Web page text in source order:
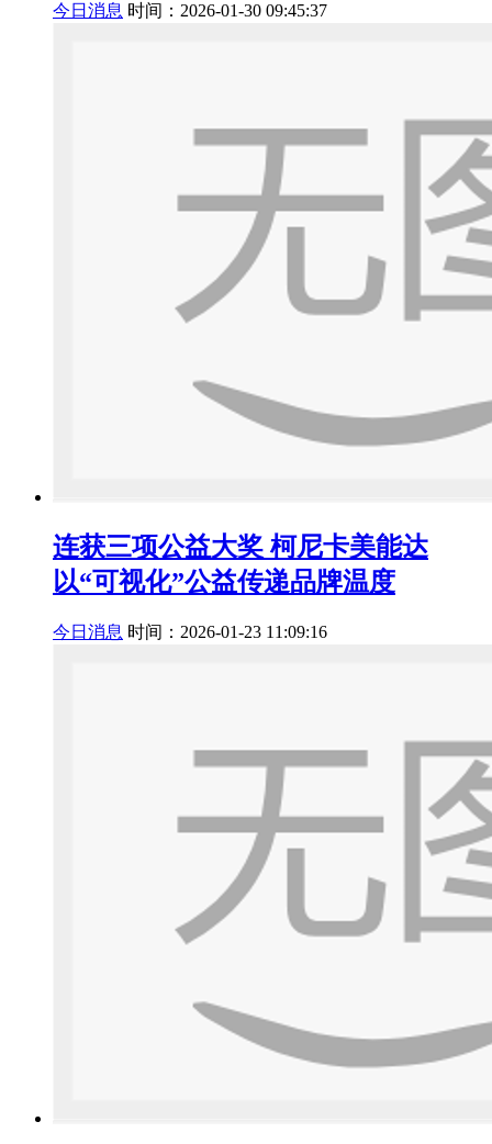
今日消息 时间：2026-01-30 09:45:37
连获三项公益大奖 柯尼卡美能达
以“可视化”公益传递品牌温度
今日消息 时间：2026-01-23 11:09:16